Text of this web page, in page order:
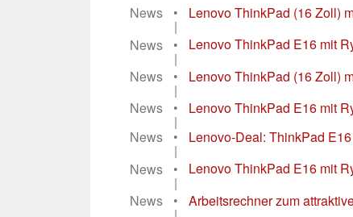
News
• Lenovo ThinkPad (16 Zoll)
|
News
• Lenovo ThinkPad E16 mit
|
News
• Lenovo ThinkPad (16 Zoll)
|
News
• Lenovo ThinkPad E16 mit
|
News
• Lenovo-Deal: ThinkPad
|
News
• Lenovo ThinkPad E16 mit
|
News
• Arbeitsrechner zum